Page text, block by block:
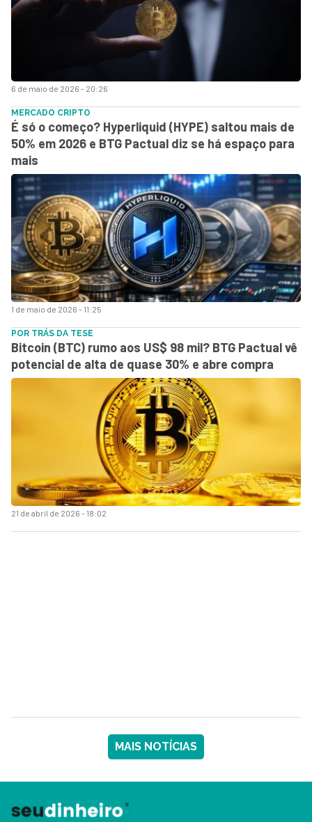
6 de maio de 2026 - 20:26
1 de maio de 2026 - 11:25
MERCADO CRIPTO
É só o começo? Hyperliquid (HYPE) saltou mais de
50% em 2026 e BTG Pactual diz se há espaço para
mais
21 de abril de 2026 - 18:02
POR TRÁS DA TESE
Bitcoin (BTC) rumo aos US$ 98 mil? BTG Pactual vê
potencial de alta de quase 30% e abre compra
MAIS NOTÍCIAS